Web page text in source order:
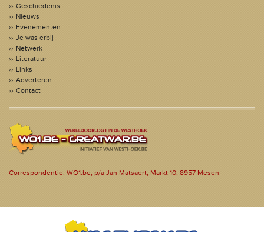
Geschiedenis
Nieuws
Evenementen
Je was erbij
Netwerk
Literatuur
Links
Adverteren
Contact
Correspondentie: WO1.be, p/a Jan Matsaert, Markt 10, 8957 Mesen